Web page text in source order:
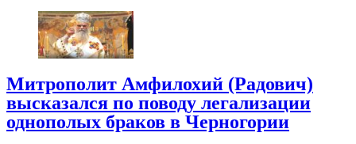
Митрополит Амфилохий (Радович)
высказался по поводу легализации
однополых браков в Черногории